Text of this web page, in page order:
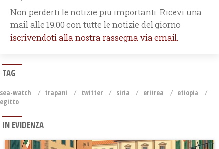
Non perderti le notizie più importanti. Ricevi una
mail alle 19.00 con tutte le notizie del giorno
iscrivendoti alla nostra rassegna via email.
TAG
sea-watch trapani twitter siria eritrea
etiopia
egitto
IN EVIDENZA